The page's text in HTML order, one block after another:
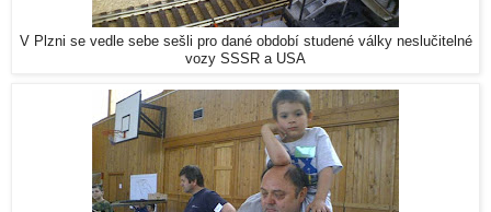
V Plzni se vedle sebe sešli pro dané období studené války neslučitelné
vozy SSSR a USA